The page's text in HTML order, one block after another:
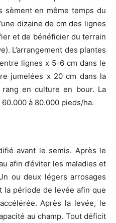
sèment en même temps du
dizaine de cm des lignes
et de bénéficier du terrain
L’arrangement des plantes
lignes x 5-6 cm dans le
jumelées x 20 cm dans la
en culture en bour. La
à 80.000 pieds/ha.
avant le semis. Après le
afin d’éviter les maladies et
ou deux légers arrosages
la période de levée afin que
Après la levée, le
au champ. Tout déficit